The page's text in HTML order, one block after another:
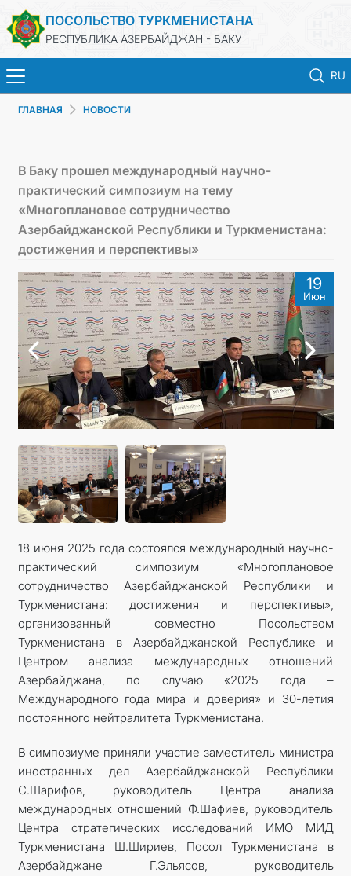
ПОСОЛЬСТВО ТУРКМЕНИСТАНА
РЕСПУБЛИКА АЗЕРБАЙДЖАН - БАКУ
RU
ТУРКМЕНИСТАН
МИД
КОНТАКТНЫЕ ДАННЫЕ
ГЛАВНАЯ НОВОСТИ
В Баку прошел международный научно-
практический симпозиум на тему
«Многоплановое сотрудничество
Азербайджанской Республики и Туркменистана:
достижения и перспективы»
19
Июн
18 июня 2025 года состоялся международный научно-
практический симпозиум «Многоплановое
сотрудничество Азербайджанской Республики и
Туркменистана: достижения и перспективы»,
организованный совместно Посольством
Туркменистана в Азербайджанской Республике и
Центром анализа международных отношений
Азербайджана, по случаю «2025 года –
Международного года мира и доверия» и 30-летия
постоянного нейтралитета Туркменистана.
В симпозиуме приняли участие заместитель министра
иностранных дел Азербайджанской Республики
С.Шарифов, руководитель Центра анализа
международных отношений Ф.Шафиев, руководитель
Центра стратегических исследований ИМО МИД
Туркменистана Ш.Шириев, Посол Туркменистана в
Азербайджане Г.Эльясов, руководитель